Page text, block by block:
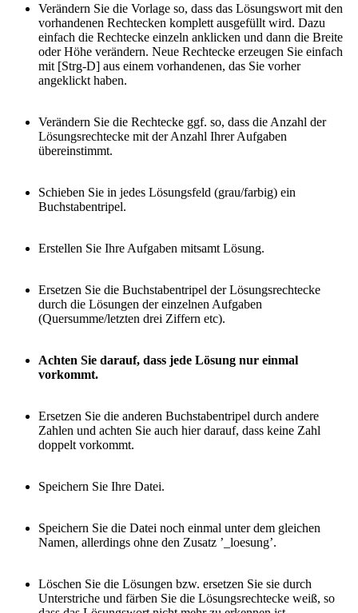
Verändern Sie die Vorlage so, dass das Lösungswort mit den
vorhandenen Rechtecken komplett ausgefüllt wird. Dazu
einfach die Rechtecke einzeln anklicken und dann die Breite
oder Höhe verändern. Neue Rechtecke erzeugen Sie einfach
mit [Strg-D] aus einem vorhandenen, das Sie vorher
angeklickt haben.
Verändern Sie die Rechtecke ggf. so, dass die Anzahl der
Lösungsrechtecke mit der Anzahl Ihrer Aufgaben
übereinstimmt.
Schieben Sie in jedes Lösungsfeld (grau/farbig) ein
Buchstabentripel.
Erstellen Sie Ihre Aufgaben mitsamt Lösung.
Ersetzen Sie die Buchstabentripel der Lösungsrechtecke
durch die Lösungen der einzelnen Aufgaben
(Quersumme/letzten drei Ziffern etc).
Achten Sie darauf, dass jede Lösung nur einmal
vorkommt.
Ersetzen Sie die anderen Buchstabentripel durch andere
Zahlen und achten Sie auch hier darauf, dass keine Zahl
doppelt vorkommt.
Speichern Sie Ihre Datei.
Speichern Sie die Datei noch einmal unter dem gleichen
Namen, allerdings ohne den Zusatz ’_loesung’.
Löschen Sie die Lösungen bzw. ersetzen Sie sie durch
Unterstriche und färben Sie die Lösungsrechtecke weiß, so